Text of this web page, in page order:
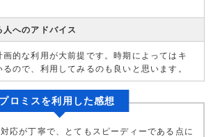
へのアドバイス
画的な利用が大前提です。時期によってはキ
ので、利用してみるのも良いと思います。
プロミスを利用した感想
応が丁寧で、とてもスピーディーである点に